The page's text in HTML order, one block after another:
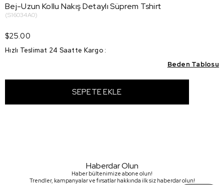
Bej-Uzun Kollu Nakış Detaylı Süprem Tshirt
(S16034A0)
$25.00
Hızlı Teslimat 24 Saatte Kargo :
Beden Tablosu
Haberdar Olun
Haber bültenimize abone olun!
Trendler, kampanyalar ve fırsatlar hakkında ilk siz haberdar olun!